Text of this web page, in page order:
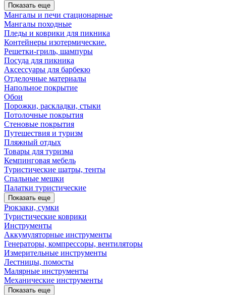
Показать еще
Мангалы и печи стационарные
Мангалы походные
Пледы и коврики для пикника
Контейнеры изотермические.
Решетки-гриль, шампуры
Посуда для пикника
Аксессуары для барбекю
Отделочные материалы
Напольное покрытие
Обои
Порожки, раскладки, стыки
Потолочные покрытия
Стеновые покрытия
Путешествия и туризм
Пляжный отдых
Товары для туризма
Кемпинговая мебель
Туристические шатры, тенты
Спальные мешки
Палатки туристические
Показать еще
Рюкзаки, сумки
Туристические коврики
Инструменты
Аккумуляторные инструменты
Генераторы, компрессоры, вентиляторы
Измерительные инструменты
Лестницы, помосты
Малярные инструменты
Механические инструменты
Показать еще